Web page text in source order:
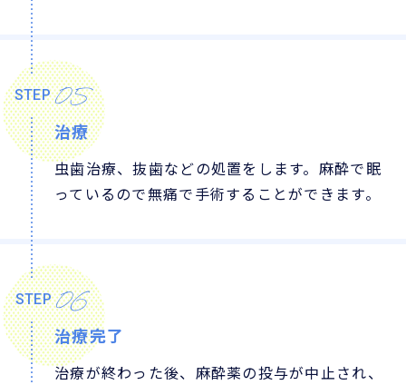
STEP 05
治療
虫歯治療、抜歯などの処置をします。麻酔で眠
っているので無痛で手術することができます。
STEP 06
治療完了
治療が終わった後、麻酔薬の投与が中止され、